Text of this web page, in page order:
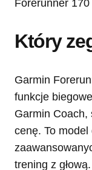
Forerunner
Który
Garmin
funkcje
Garmin Coach,
cenę. To
trening z głową.